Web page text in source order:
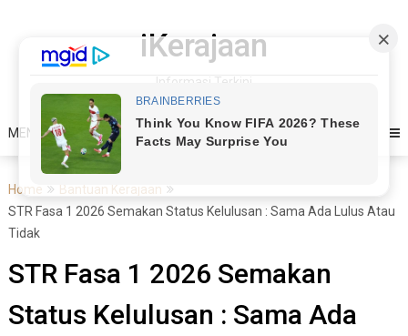
iKerajaan
Informasi Terkini
MENU
Home
Bantuan Kerajaan
STR Fasa 1 2026 Semakan Status Kelulusan : Sama Ada Lulus Atau
Tidak
STR Fasa 1 2026 Semakan
Status Kelulusan : Sama Ada